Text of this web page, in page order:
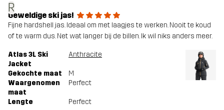
R
Geweldige ski jas!
Fijne hardshell jas. Ideaal om met laagjes te werken. Nooit te koud
of te warm dus. Net wat langer bij de billen. Ik wil niks anders meer.
Atlas 3L Ski
Jacket
Anthracite
Gekochte maat
M
Waargenomen
maat
Perfect
Lengte Perfect